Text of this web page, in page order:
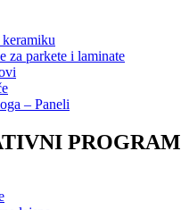
keramiku
za parkete i laminate
– Paneli
PROGRAM